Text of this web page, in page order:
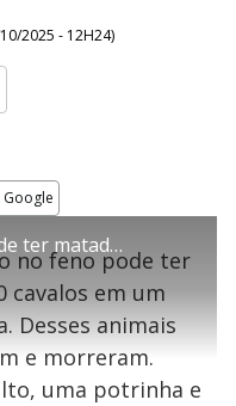
2025 - 12H24)
Feno contaminado pode ter matado seis cavalos em haras de Goiânia
de planejar
próprio filho para
herança em
Goiás
no feno pode ter
cavalos em um
Desses animais
e morreram.
uma potrinha e